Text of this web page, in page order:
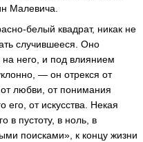
Малевича.
белый квадрат, никак не
случившееся. Оно
него, и под влиянием
— он отрекся от
любви, от понимания
его, от искусства. Некая
в пустоту, в ноль, в
поисками», к концу жизни